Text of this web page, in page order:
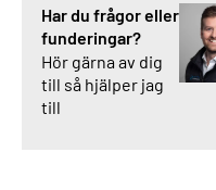
Har du frågor eller
funderingar?
Hör gärna av dig
till så hjälper jag
till